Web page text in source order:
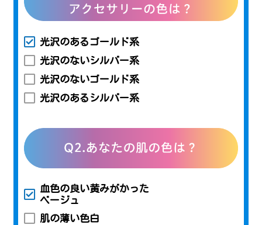
光沢のあるゴールド系
光沢のないシルバー系
光沢のないゴールド系
光沢のあるシルバー系
血色の良い黄みがかった
ベージュ
肌の薄い色白